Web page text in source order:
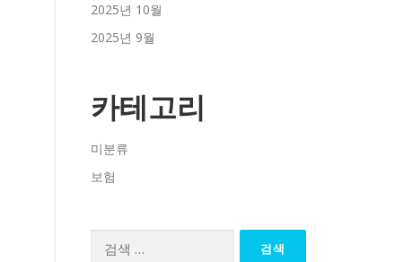
2025년 10월
2025년 9월
카테고리
미분류
보험